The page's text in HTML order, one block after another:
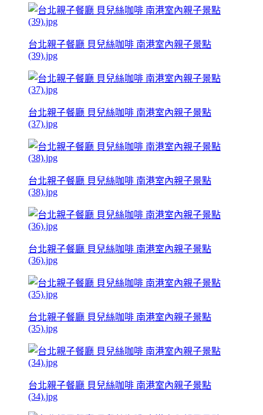
台北親子餐廳 貝兒絲咖啡 南港室內親子景點
(39).jpg
台北親子餐廳 貝兒絲咖啡 南港室內親子景點
(37).jpg
台北親子餐廳 貝兒絲咖啡 南港室內親子景點
(38).jpg
台北親子餐廳 貝兒絲咖啡 南港室內親子景點
(36).jpg
台北親子餐廳 貝兒絲咖啡 南港室內親子景點
(35).jpg
台北親子餐廳 貝兒絲咖啡 南港室內親子景點
(34).jpg